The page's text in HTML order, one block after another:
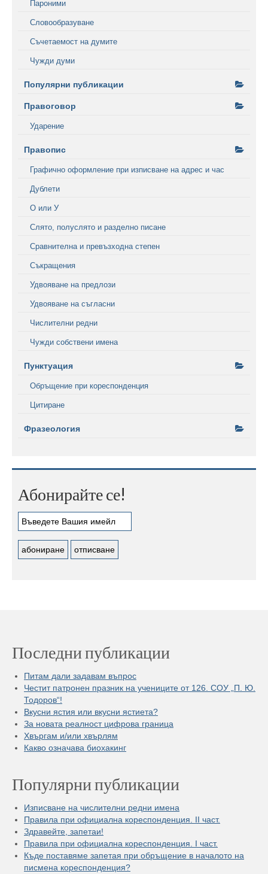
Пароними
Словообразуване
Съчетаемост на думите
Чужди думи
Популярни публикации
Правоговор
Ударение
Правопис
Графично оформление при изписване на адрес и час
Дублети
О или У
Слято, полуслято и разделно писане
Сравнителна и превъзходна степен
Съкращения
Удвояване на предлози
Удвояване на съгласни
Числителни редни
Чужди собствени имена
Пунктуация
Обръщение при кореспонденция
Цитиране
Фразеология
Абонирайте се!
Последни публикации
Питам дали задавам въпрос
Честит патронен празник на учениците от 126. СОУ „П. Ю.
Тодоров“!
Вкусни ястия или вкусни ястиета?
За новата реалност цифрова граница
Хвъргам и/или хвърлям
Какво означава биохакинг
Популярни публикации
Изписване на числителни редни имена
Правила при официална кореспонденция. II част.
Здравейте, запетаи!
Правила при официална кореспонденция. I част.
Къде поставяме запетая при обръщение в началото на
писмена кореспонденция?